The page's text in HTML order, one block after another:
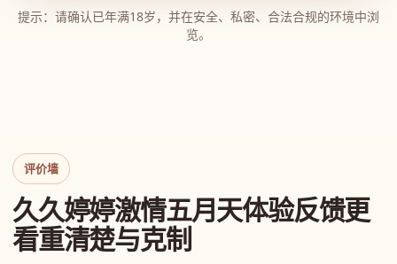
提示：请确认已年满18岁，并在安全、私密、合法合规的环境中浏
览。
评价墙
久久婷婷激情五月天体验反馈更
看重清楚与克制